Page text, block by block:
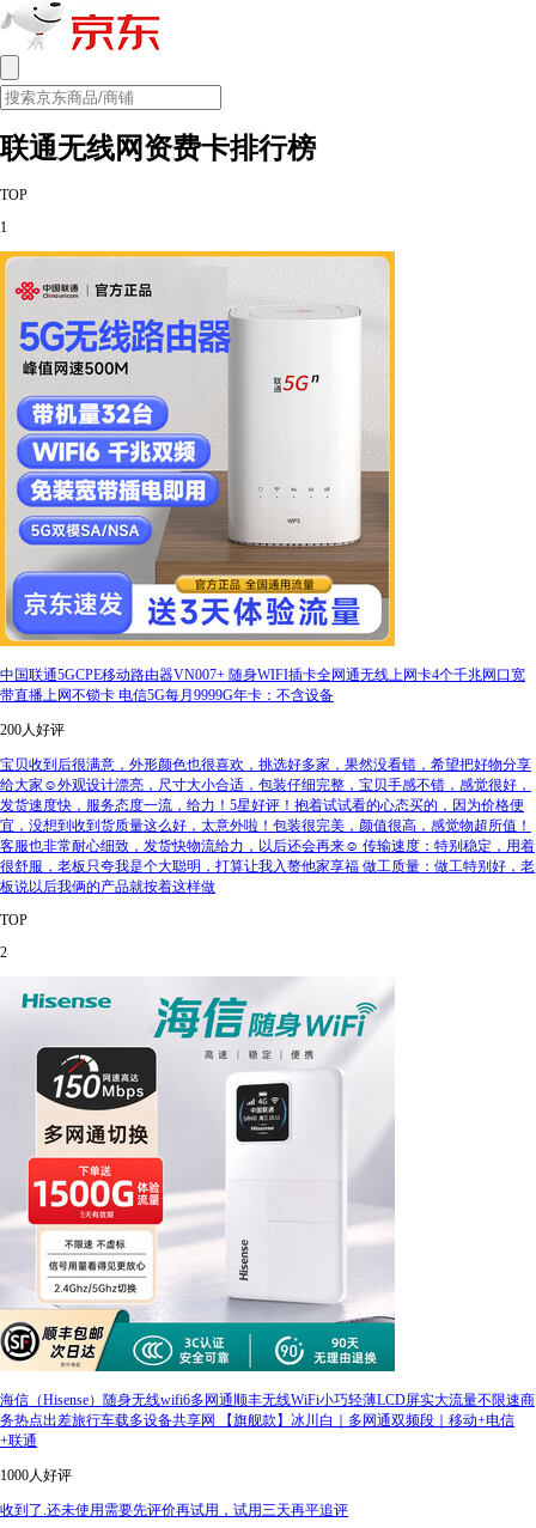
联通无线网资费卡排行榜
TOP
1
中国联通5GCPE移动路由器VN007+ 随身WIFI插卡全网通无线上网卡4个千兆网口宽
带直播上网不锁卡 电信5G每月9999G年卡：不含设备
200人好评
宝贝收到后很满意，外形颜色也很喜欢，挑选好多家，果然没看错，希望把好物分享
给大家☺️外观设计漂亮，尺寸大小合适，包装仔细完整，宝贝手感不错，感觉很好，
发货速度快，服务态度一流，给力！5星好评！抱着试试看的心态买的，因为价格便
宜，没想到收到货质量这么好，太意外啦！包装很完美，颜值很高，感觉物超所值！
客服也非常耐心细致，发货快物流给力，以后还会再来☺️ 传输速度：特别稳定，用着
很舒服，老板只夸我是个大聪明，打算让我入赘他家享福 做工质量：做工特别好，老
板说以后我俩的产品就按着这样做
TOP
2
海信（Hisense）随身无线wifi6多网通顺丰无线WiFi小巧轻薄LCD屏实大流量不限速商
务热点出差旅行车载多设备共享网 【旗舰款】冰川白｜多网通双频段｜移动+电信
+联通
1000人好评
收到了.还未使用需要先评价再试用，试用三天再平追评